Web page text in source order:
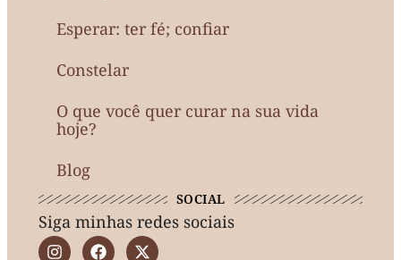
Esperar: ter fé; confiar
Constelar
O que você quer curar na sua vida
hoje?
Blog
SOCIAL
Siga minhas redes sociais